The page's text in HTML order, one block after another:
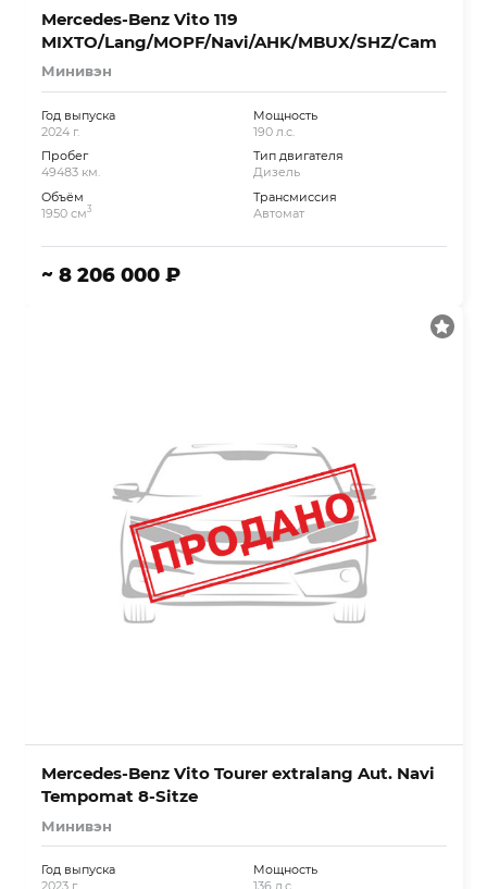
Mercedes-Benz Vito 119
MIXTO/Lang/MOPF/Navi/AHK/MBUX/SHZ/Cam
Минивэн
Год выпуска
2024 г.
Пробег
49483 км.
Объём
1950 см3
Мощность
190 л.с.
Тип двигателя
Дизель
Трансмиссия
Автомат
~ 8 206 000 ₽
Mercedes-Benz Vito Tourer extralang Aut. Navi
Tempomat 8-Sitze
Минивэн
Год выпуска
2023 г.
Мощность
136 л.с.